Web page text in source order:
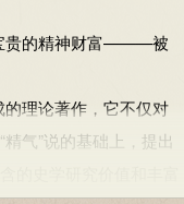
仍然血流千里。现在
位，便更加加紧整治兵
，都胡乱编造荒诞的
贵的精神财富———被
理论著作，它不仅对
气”说的基础上，提出
的史学研究价值和丰富